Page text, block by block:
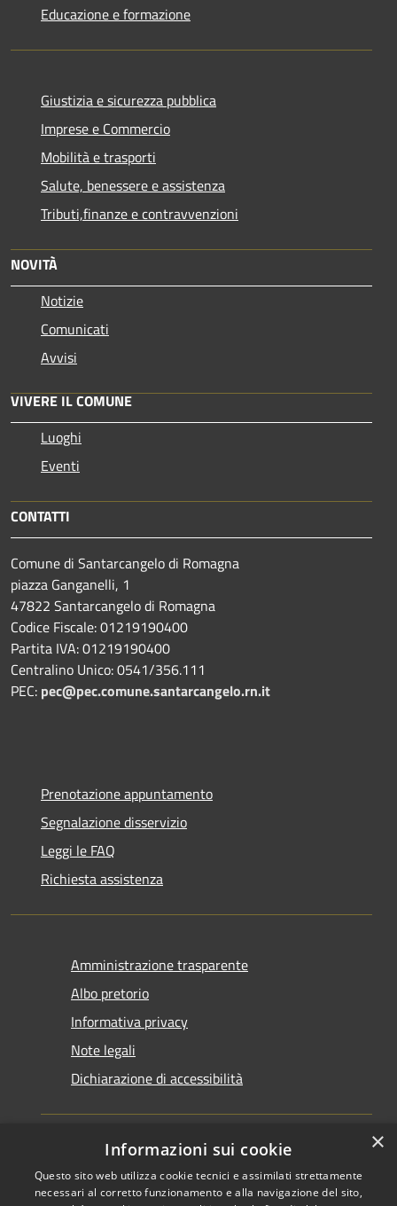
Educazione e formazione
Giustizia e sicurezza pubblica
Imprese e Commercio
Mobilità e trasporti
Salute, benessere e assistenza
Tributi,finanze e contravvenzioni
NOVITÀ
Notizie
Comunicati
Avvisi
VIVERE IL COMUNE
Luoghi
Eventi
CONTATTI
Comune di Santarcangelo di Romagna
piazza Ganganelli, 1
47822 Santarcangelo di Romagna
Codice Fiscale: 01219190400
Partita IVA: 01219190400
Centralino Unico: 0541/356.111
PEC: pec@pec.comune.santarcangelo.rn.it
Prenotazione appuntamento
Segnalazione disservizio
Leggi le FAQ
Richiesta assistenza
Amministrazione trasparente
Albo pretorio
Informativa privacy
Note legali
Dichiarazione di accessibilità
RSS
Copyright © 2026 • Comune di
×
Informazioni sui cookie
Questo sito web utilizza cookie tecnici e assimilati strettamente
necessari al corretto funzionamento e alla navigazione del sito,